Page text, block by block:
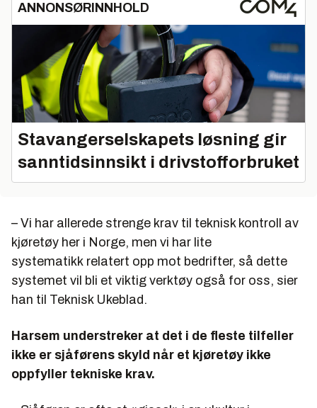
ANNONSØRINNHOLD
Stavangerselskapets løsning gir
sanntidsinnsikt i drivstofforbruket
– Vi har allerede strenge krav til teknisk kontroll av
kjøretøy her i Norge, men vi har lite
systematikk relatert opp mot bedrifter, så dette
systemet vil bli et viktig verktøy også for oss, sier
han til Teknisk Ukeblad.
Harsem understreker at det i de fleste tilfeller
ikke er sjåførens skyld når et kjøretøy ikke
oppfyller tekniske krav.